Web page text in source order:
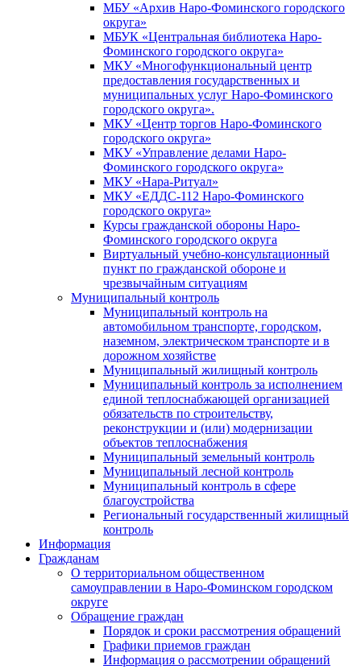
МБУ «Архив Наро-Фоминского городского
округа»
МБУК «Центральная библиотека Наро-
Фоминского городского округа»
МКУ «Многофункциональный центр
предоставления государственных и
муниципальных услуг Наро-Фоминского
городского округа».
МКУ «Центр торгов Наро-Фоминского
городского округа»
МКУ «Управление делами Наро-
Фоминского городского округа»
МКУ «Нара-Ритуал»
МКУ «ЕДДС-112 Наро-Фоминского
городского округа»
Курсы гражданской обороны Наро-
Фоминского городского округа
Виртуальный учебно-консультационный
пункт по гражданской обороне и
чрезвычайным ситуациям
Муниципальный контроль
Муниципальный контроль на
автомобильном транспорте, городском,
наземном, электрическом транспорте и в
дорожном хозяйстве
Муниципальный жилищный контроль
Муниципальный контроль за исполнением
единой теплоснабжающей организацией
обязательств по строительству,
реконструкции и (или) модернизации
объектов теплоснабжения
Муниципальный земельный контроль
Муниципальный лесной контроль
Муниципальный контроль в сфере
благоустройства
Региональный государственный жилищный
контроль
Информация
Гражданам
О территориальном общественном
самоуправлении в Наро-Фоминском городском
округе
Обращение граждан
Порядок и сроки рассмотрения обращений
Графики приемов граждан
Информация о рассмотрении обращений